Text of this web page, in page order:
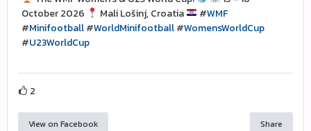
October 2026
Mali Lošinj, Croatia #WMF
#Minifootball#WorldMinifootball#WomensWorldCup
#U23WorldCup
2
View on Facebook Share